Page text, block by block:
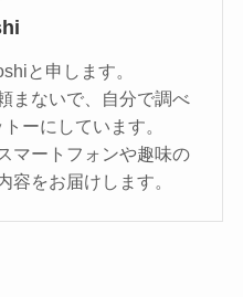
と申します。
まないで、自分で調べ
ーにしています。
マートフォンや趣味の
容をお届けします。